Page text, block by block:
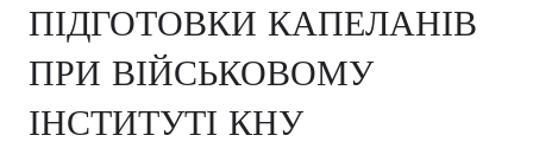
ПІДГОТОВКИ КАПЕЛАНІВ
ПРИ ВІЙСЬКОВОМУ
ІНСТИТУТІ КНУ